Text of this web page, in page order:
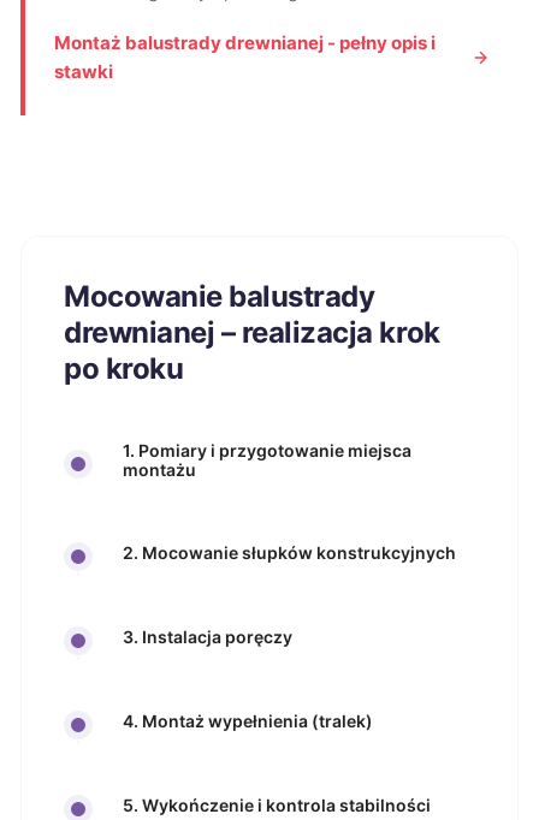
Montaż balustrady drewnianej - pełny opis i
stawki
Mocowanie balustrady
drewnianej – realizacja krok
po kroku
1. Pomiary i przygotowanie miejsca
montażu
2. Mocowanie słupków konstrukcyjnych
3. Instalacja poręczy
4. Montaż wypełnienia (tralek)
5. Wykończenie i kontrola stabilności